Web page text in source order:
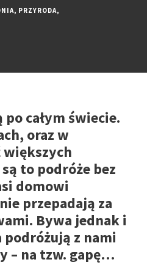
, PRZYRODA,
całym świecie.
oraz w
większych
to podróże bez
domowi
przepadają za
Bywa jednak i
z nami
– na tzw. gapę…